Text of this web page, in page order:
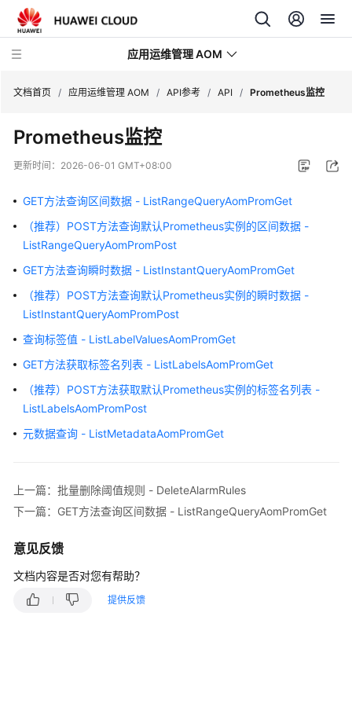
应用运维管理 AOM
最
新
态
产
品
介
计
费
明
快
入
用
户
南
最
佳
文档首页 / 应用运维管理 AOM / API参考 / API / Prometheus监控
Prometheus监控
更新时间： 2026-06-01 GMT+08:00
GET方法查询区间数据 - ListRangeQueryAomPromGet
（推荐）POST方法查询默认Prometheus实例的区间数据 -
ListRangeQueryAomPromPost
GET方法查询瞬时数据 - ListInstantQueryAomPromGet
（推荐）POST方法查询默认Prometheus实例的瞬时数据 -
ListInstantQueryAomPromPost
查询标签值 - ListLabelValuesAomPromGet
GET方法获取标签名列表 - ListLabelsAomPromGet
（推荐）POST方法获取默认Prometheus实例的标签名列表 -
ListLabelsAomPromPost
元数据查询 - ListMetadataAomPromGet
上一篇：批量删除阈值规则 - DeleteAlarmRules
下一篇：GET方法查询区间数据 - ListRangeQueryAomPromGet
意见反馈
文档内容是否对您有帮助？
提供反馈